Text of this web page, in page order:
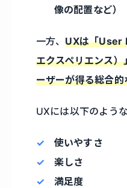
像の配置など）
一方、UXは「User
エクスペリエンス
ーザーが得る総合的
UXには以下のよう
使いやすさ
楽しさ
満足度